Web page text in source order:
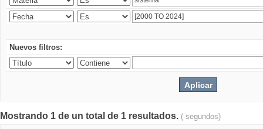
Nuevos filtros:
Mostrando 1 de un total de 1 resultados. ( segundos)